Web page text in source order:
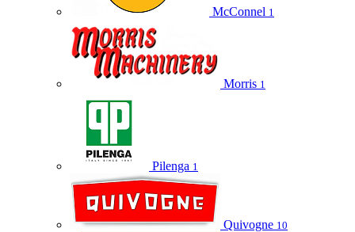
McConnel 1
Morris 1
Pilenga 1
Quivogne 10